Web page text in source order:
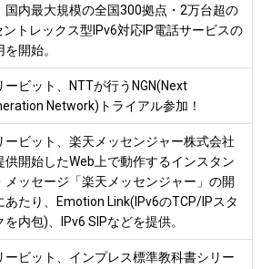
国内最大規模の全国300拠点・2万台超の
ントレックス型IPv6対応IP電話サービスの
を開始。
ービット、NTTが行うNGN(Next
Network)トライアル参加！
ービット、楽天メッセンジャー株式会社
供開始したWeb上で動作するインスタン
メッセージ「楽天メッセンジャー」の開
あたり、Emotion Link(IPv6のTCP/IPスタ
を内包)、IPv6 SIPなどを提供。
ービット、インプレス標準教科書シリー